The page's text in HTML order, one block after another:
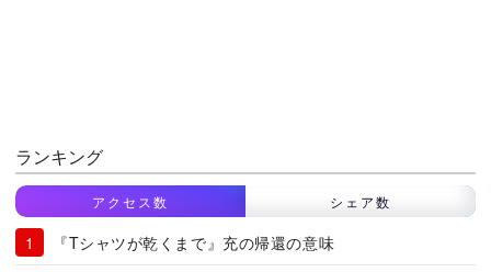
ランキング
アクセス数 シェア数
『Tシャツが乾くまで』充の帰還の意味